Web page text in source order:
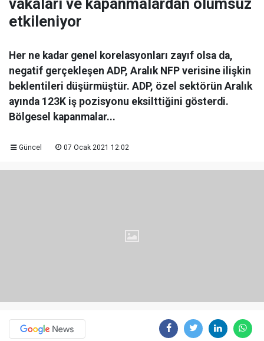
vakaları ve kapanmalardan olumsuz
etkileniyor
Her ne kadar genel korelasyonları zayıf olsa da,
negatif gerçekleşen ADP, Aralık NFP verisine ilişkin
beklentileri düşürmüştür. ADP, özel sektörün Aralık
ayında 123K iş pozisyonu eksilttiğini gösterdi.
Bölgesel kapanmalar...
Güncel 07 Ocak 2021 12:02